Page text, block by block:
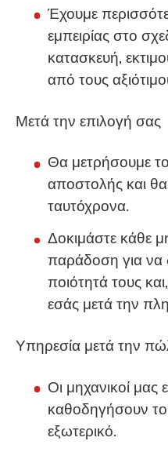
Έχουμε
εμπειρίας στο
κατασκευή,
από τους
Μετά την επιλογή σας
Θα μετρήσουμε
αποστολής και
ταυτόχρονα.
Δοκιμάστε κάθε
παράδοση για να
ποιότητά τους
εσάς μετά την
Υπηρεσία μετά την
Οι μηχανικοί μας
καθοδηγήσουν
εξωτερικό.